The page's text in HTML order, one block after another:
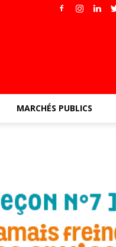
MARCHÉS PUBLICS